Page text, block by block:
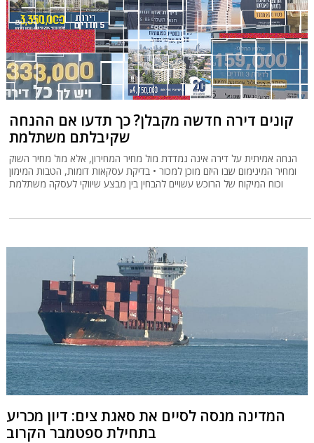
קונים דירה חדשה מקבלן? כך תדעו אם ההנחה
שקיבלתם משתלמת
הנחה אמיתית על דירה אינה נמדדת מול מחיר המחירון, אלא מול מחיר השוק
ומחיר המינימום שבו היזם מוכן למכור • בדיקת עסקאות דומות, הטבות המימון
וכוח המיקוח של הרוכש עשויים להבחין בין מבצע שיווקי לעסקה משתלמת
המדינה מנסה לסיים את סאגת צים: דיון מכריע
בתחילת ספטמבר הקרוב